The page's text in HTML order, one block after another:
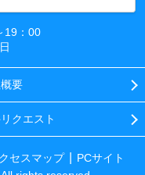
19：00
要
クエスト
セスマップ
PCサイト